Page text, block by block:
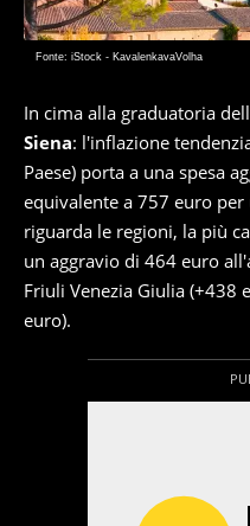
Fonte: iStock - KavalenkavaVolha
In cima alla graduatoria
Siena: l'inflazione
Paese) porta a una spesa
equivalente a 757 euro
riguarda le regioni, la più
un aggravio di 464 euro
Friuli Venezia Giulia (+438
euro).